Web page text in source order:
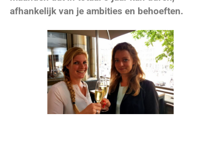
afhankelijk van je ambities en behoeften.